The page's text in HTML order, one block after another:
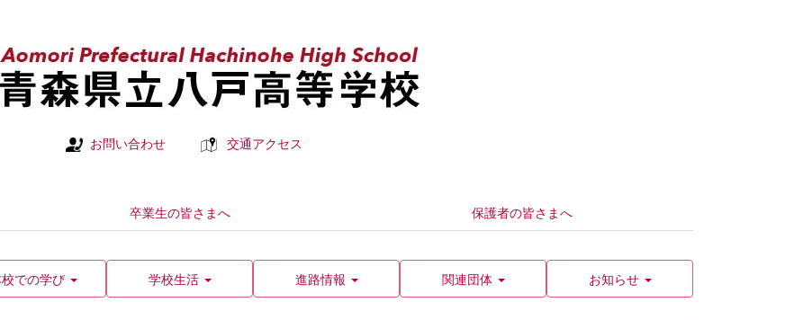
お問い合わせ 交通アクセス
卒業生の皆さまへ 保護者の皆さまへ
での学び 学校生活 進路情報 関連団体 お知らせ